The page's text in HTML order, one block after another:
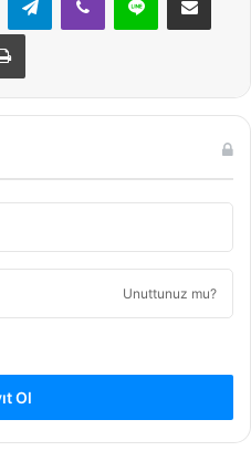
Yazdır
Unuttunuz mu?
Ol